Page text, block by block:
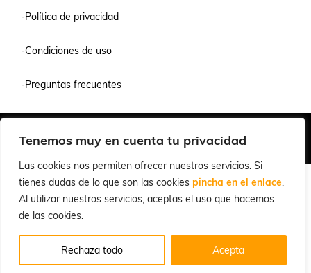
Tenemos muy en cuenta tu privacidad
Las cookies nos permiten ofrecer nuestros servicios. Si
tienes dudas de lo que son las cookies pincha en el enlace.
Al utilizar nuestros servicios, aceptas el uso que hacemos
de las cookies.
Rechaza todo Acepta
-Política de privacidad
-Condiciones de uso
-Preguntas frecuentes
© 2026 Cuchillalia.com